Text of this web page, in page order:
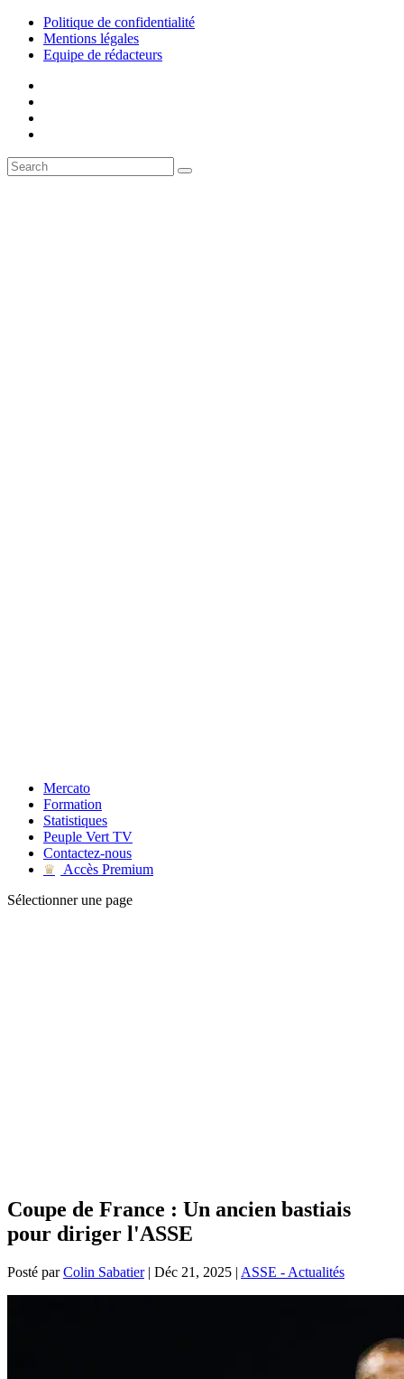
Politique de confidentialité
Mentions légales
Equipe de rédacteurs
Mercato
Formation
Statistiques
Peuple Vert TV
Contactez-nous
♛
Accès Premium
Sélectionner une page
Coupe de France : Un ancien bastiais
pour diriger l'ASSE
Posté parColin Sabatier| Déc 21, 2025 | ASSE - Actualités